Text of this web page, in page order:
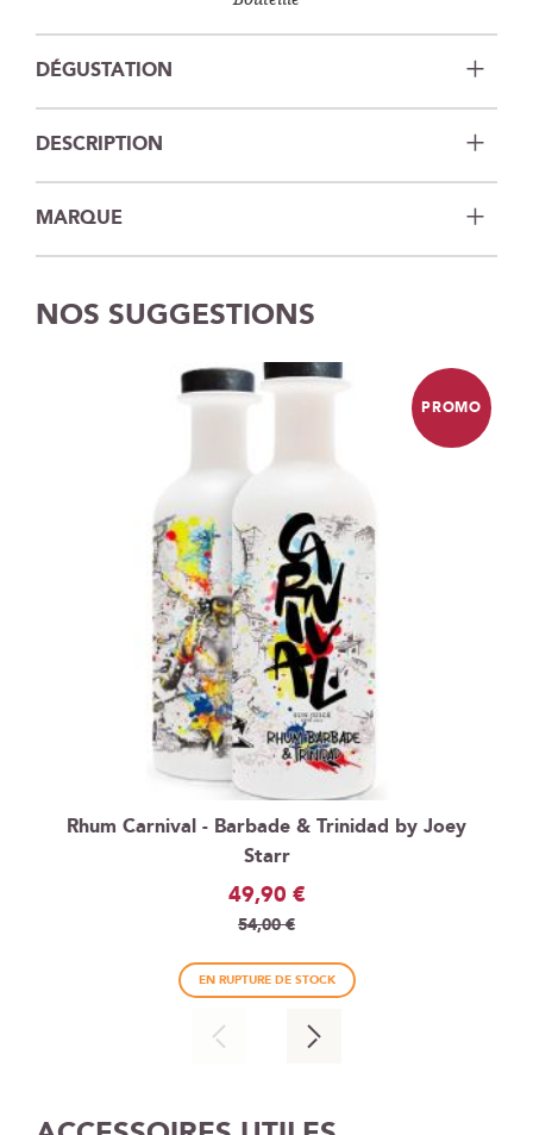
DÉGUSTATION
DESCRIPTION
MARQUE
NOS SUGGESTIONS
Rhum Carnival - Barbade & Trinidad by Joey
Starr
Prix
Spécial
49,90 €
54,00 €
PROMO
EN RUPTURE DE STOCK